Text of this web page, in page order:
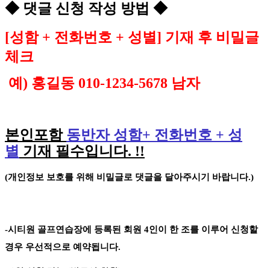
◆ 댓글 신청 작성 방법 ◆
[성함 + 전화번호 + 성별] 기재 후 비밀글
체크
예 ) 홍길동 010-1234-5678 남자
본인포함 동반자 성함+ 전화번호 + 성
별 기재 필수입니다. !!
(개인정보 보호를 위해 비밀글로 댓글을 달아주시기 바랍니다.)
-시티원 골프연습장에 등록된 회원 4인이 한 조를 이루어 신청할
경우 우선적으로 예약됩니다.